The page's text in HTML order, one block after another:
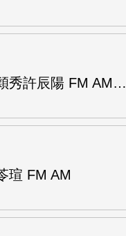
秀許辰陽 FM AM…
瑄 FM AM